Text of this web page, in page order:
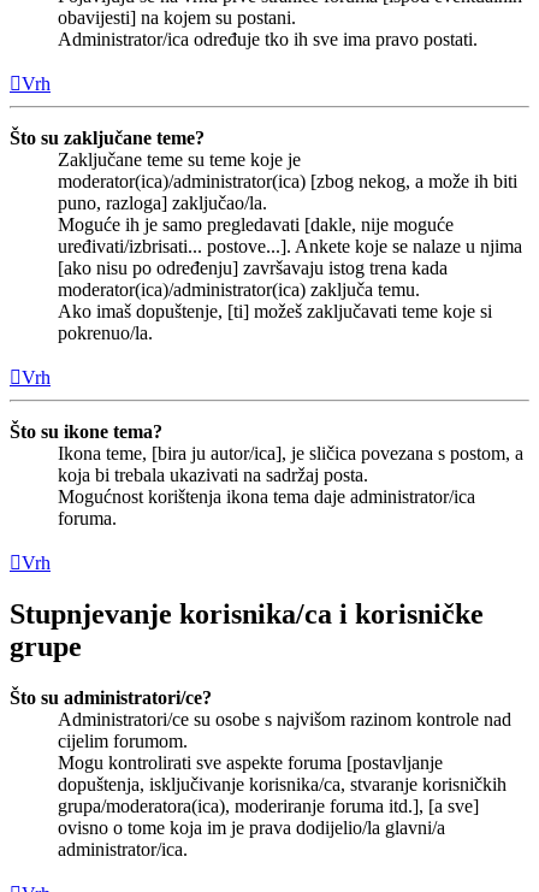
obavijesti] na kojem su postani.
Administrator/ica određuje tko ih sve ima pravo postati.
Vrh
Što su zaključane teme?
Zaključane teme su teme koje je
moderator(ica)/administrator(ica) [zbog nekog, a može ih biti
puno, razloga] zaključao/la.
Moguće ih je samo pregledavati [dakle, nije moguće
uređivati/izbrisati... postove...]. Ankete koje se nalaze u njima
[ako nisu po određenju] završavaju istog trena kada
moderator(ica)/administrator(ica) zaključa temu.
Ako imaš dopuštenje, [ti] možeš zaključavati teme koje si
pokrenuo/la.
Vrh
Što su ikone tema?
Ikona teme, [bira ju autor/ica], je sličica povezana s postom, a
koja bi trebala ukazivati na sadržaj posta.
Mogućnost korištenja ikona tema daje administrator/ica
foruma.
Vrh
Stupnjevanje korisnika/ca i korisničke
grupe
Što su administratori/ce?
Administratori/ce su osobe s najvišom razinom kontrole nad
cijelim forumom.
Mogu kontrolirati sve aspekte foruma [postavljanje
dopuštenja, isključivanje korisnika/ca, stvaranje korisničkih
grupa/moderatora(ica), moderiranje foruma itd.], [a sve]
ovisno o tome koja im je prava dodijelio/la glavni/a
administrator/ica.